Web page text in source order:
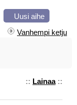
Uusi aihe
Vanhempi ketju
:: Lainaa::